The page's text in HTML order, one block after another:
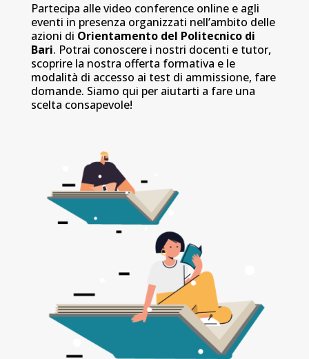
Partecipa alle video conference online e agli
eventi in presenza organizzati nell’ambito delle
azioni di Orientamento del Politecnico di
Bari. Potrai conoscere i nostri docenti e tutor,
scoprire la nostra offerta formativa e le
modalità di accesso ai test di ammissione, fare
domande. Siamo qui per aiutarti a fare una
scelta consapevole!